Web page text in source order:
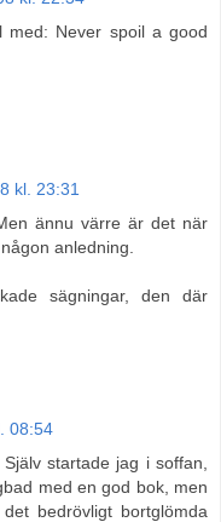
med: Never spoil a good
kl. 23:31
ännu värre är det när
anledning.
sägningar, den där
08:54
startade jag i soffan,
med en god bok, men
bedrövligt bortglömda